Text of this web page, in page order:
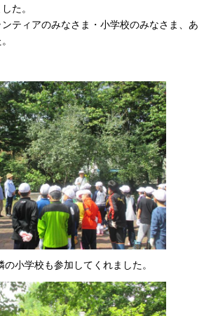
た。
ティアのみなさま・小学校のみなさま、あ
の小学校も参加してくれました。